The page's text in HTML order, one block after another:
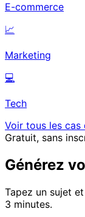
E-commerce
📈
Marketing
💻
Tech
Voir tous les cas
Gratuit, sans
Générez
Tapez un sujet
3 minutes.